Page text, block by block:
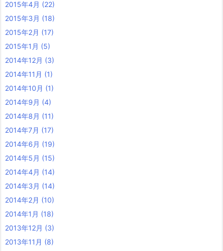
2015年4月 (22)
2015年3月 (18)
2015年2月 (17)
2015年1月 (5)
2014年12月 (3)
2014年11月 (1)
2014年10月 (1)
2014年9月 (4)
2014年8月 (11)
2014年7月 (17)
2014年6月 (19)
2014年5月 (15)
2014年4月 (14)
2014年3月 (14)
2014年2月 (10)
2014年1月 (18)
2013年12月 (3)
2013年11月 (8)